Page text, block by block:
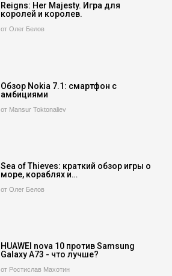
Reigns: Her Majesty. Игра для
королей и королев.
от Олег Белов
Обзор Nokia 7.1: смартфон с
амбициями
от Mansur Toktonaliev
Sea of Thieves: краткий обзор игры о
море, кораблях и…
от Олег Белов
HUAWEI nova 10 против Samsung
Galaxy A73 - что лучше?
от Ростислав Махотин